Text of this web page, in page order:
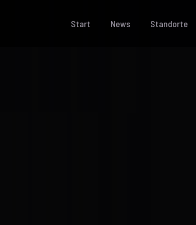
Start News Standorte